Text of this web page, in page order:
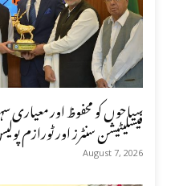
سیاحوں کو محفوظ اور
فیسلیٹیشن سنٹرز اور ٹورازم
August 7, 2026